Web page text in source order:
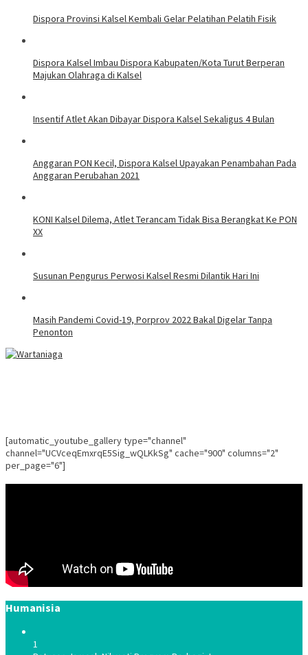
Dispora Provinsi Kalsel Kembali Gelar Pelatihan Pelatih Fisik
Dispora Kalsel Imbau Dispora Kabupaten/Kota Turut Berperan
Majukan Olahraga di Kalsel
Insentif Atlet Akan Dibayar Dispora Kalsel Sekaligus 4 Bulan
Anggaran PON Kecil, Dispora Kalsel Upayakan Penambahan Pada
Anggaran Perubahan 2021
KONI Kalsel Dilema, Atlet Terancam Tidak Bisa Berangkat Ke PON
XX
Susunan Pengurus Perwosi Kalsel Resmi Dilantik Hari Ini
Masih Pandemi Covid-19, Porprov 2022 Bakal Digelar Tanpa
Penonton
[automatic_youtube_gallery type="channel"
channel="UCVceqEmxrqE5Sig_wQLKkSg" cache="900" columns="2"
per_page="6"]
Humanisia
1